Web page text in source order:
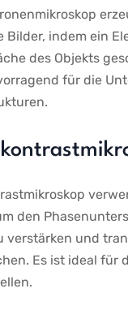
Bilder, indem‌ ein
des Objekts
für die‍
den
verstärken und
Es ist⁣ ideal für‍